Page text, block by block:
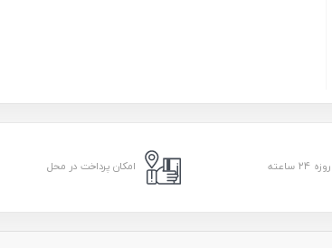
امکان پرداخت در محل